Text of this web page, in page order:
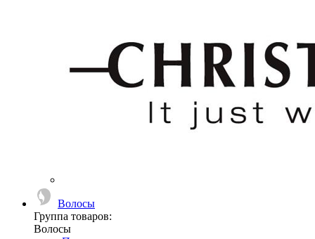
Волосы
Группа товаров:
Волосы